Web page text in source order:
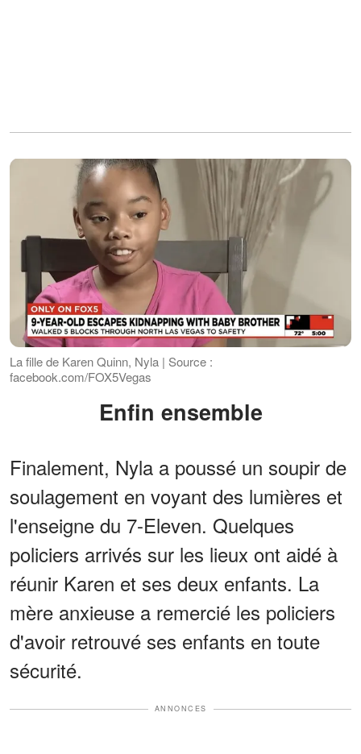
La fille de Karen Quinn, Nyla | Source :
facebook.com/FOX5Vegas
Enfin ensemble
Finalement, Nyla a poussé un soupir de
soulagement en voyant des lumières et
l'enseigne du 7-Eleven. Quelques
policiers arrivés sur les lieux ont aidé à
réunir Karen et ses deux enfants. La
mère anxieuse a remercié les policiers
d'avoir retrouvé ses enfants en toute
sécurité.
ANNONCES